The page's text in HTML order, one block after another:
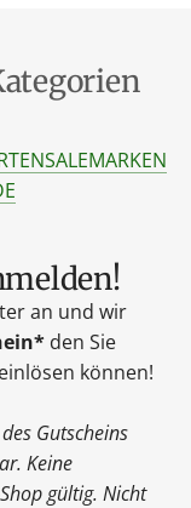
SALEMARKEN
an und wir
den Sie
können!
Gutscheins
Keine
gültig. Nicht